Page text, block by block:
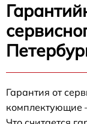
Гарантия от
комплектующие